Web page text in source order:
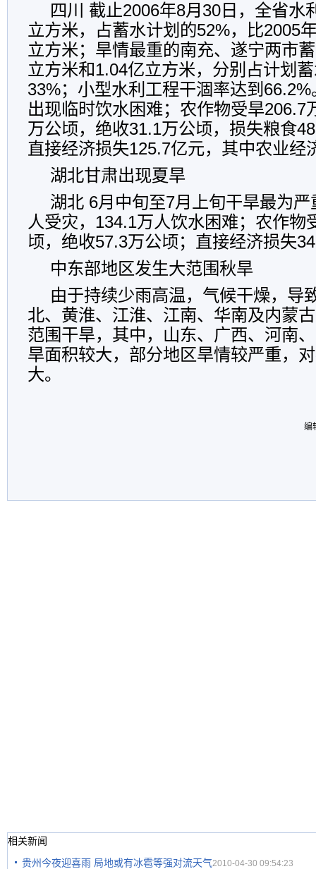
四川 截止2006年8月30日，全省水
立方米，占蓄水计划的52%，比2005
立方米；旱情最重的南充、遂宁两市
立方米和1.04亿立方米，分别占计划
33%；小型水利工程干涸率达到
出现临时饮水困难；农作物受旱206.7
万公顷，绝收31.1万公顷，损失粮食
直接经济损失125.7亿元，其中农业经
湖北甘肃出现夏旱
湖北 6月中旬至7月上旬干旱最为
人受灾，134.1万人饮水困难；农作物
顷，绝收57.3万公顷；直接经济损失
中东部地区发生大范围秋旱
由于持续少雨高温，气候干燥，导
北、黄淮、江淮、江南、华南及内蒙
范围干旱，其中，山东、广西、河南
旱面积较大，部分地区旱情较严重，
大。
编
相关新闻
贵州今夜迎喜雨 局地或有冰雹等强对流天气2010-04-30 09:54:23